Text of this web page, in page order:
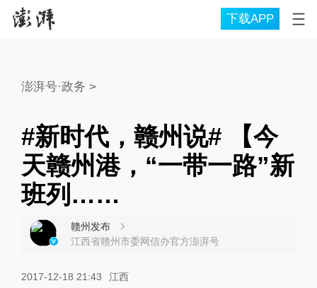
下载APP
澎湃号·政务 >
#新时代，赣州说# 【今
天赣州港，“一带一路”新
班列……
赣州发布
江西省赣州市委网信办官方澎湃号
2017-12-18 21:43 江西